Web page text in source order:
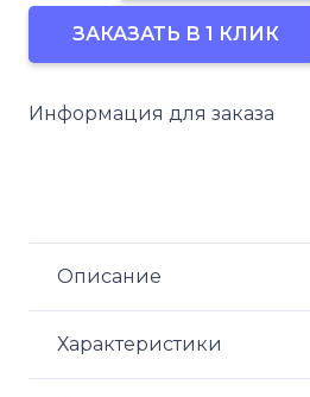
Тепловая
завеса
ЗАКАЗАТЬ В 1 КЛИК
Информация для заказа
Описание
Характеристики